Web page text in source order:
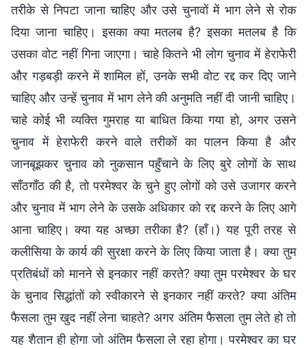
तरीके से निपटा जाना चाहिए और उसे चुनावों में भाग लेने से रोक
दिया जाना चाहिए। इसका क्या मतलब है? इसका मतलब है कि
उसका वोट नहीं गिना जाएगा। चाहे कितने भी लोग चुनाव में हेराफेरी
और गड़बड़ी करने में शामिल हों, उनके सभी वोट रद्द कर दिए जाने
चाहिए और उन्हें चुनाव में भाग लेने की अनुमति नहीं दी जानी चाहिए।
चाहे कोई भी व्यक्ति गुमराह या बाधित किया गया हो, अगर उसने
चुनाव में हेराफेरी करने वाले तरीकों का पालन किया है और
जानबूझकर चुनाव को नुकसान पहुँचाने के लिए बुरे लोगों के साथ
साँठगाँठ की है, तो परमेश्वर के चुने हुए लोगों को उसे उजागर करने
और चुनाव में भाग लेने के उसके अधिकार को रद्द करने के लिए आगे
आना चाहिए। क्या यह अच्छा तरीका है? (हाँ।) यह पूरी तरह से
कलीसिया के कार्य की सुरक्षा करने के लिए किया जाता है। क्या तुम
प्रतिबंधों को मानने से इनकार नहीं करते? क्या तुम परमेश्वर के घर
के चुनाव सिद्धांतों को स्वीकारने से इनकार नहीं करते? क्या अंतिम
फैसला तुम खुद नहीं लेना चाहते? अगर अंतिम फैसला तुम लेते हो तो
यह शैतान ही होगा जो अंतिम फैसला ले रहा होगा। परमेश्वर का घर